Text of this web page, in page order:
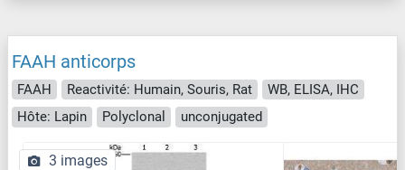
FAAH anticorps
FAAH Reactivité: Humain, Souris, Rat
WB, ELISA, IHC
Hôte: Lapin
Polyclonal unconjugated
3 images